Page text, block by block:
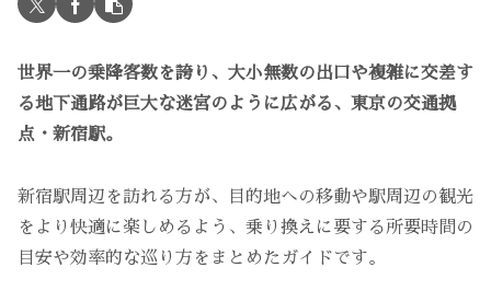
世界一の乗降客数を誇り、大小無数の出口や複雑に交差す
る地下通路が巨大な迷宮のように広がる、東京の交通拠
点・新宿駅。
新宿駅周辺を訪れる方が、目的地への移動や駅周辺の観光
をより快適に楽しめるよう、乗り換えに要する所要時間の
目安や効率的な巡り方をまとめたガイドです。